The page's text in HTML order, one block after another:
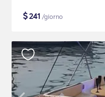
$241 /giorno